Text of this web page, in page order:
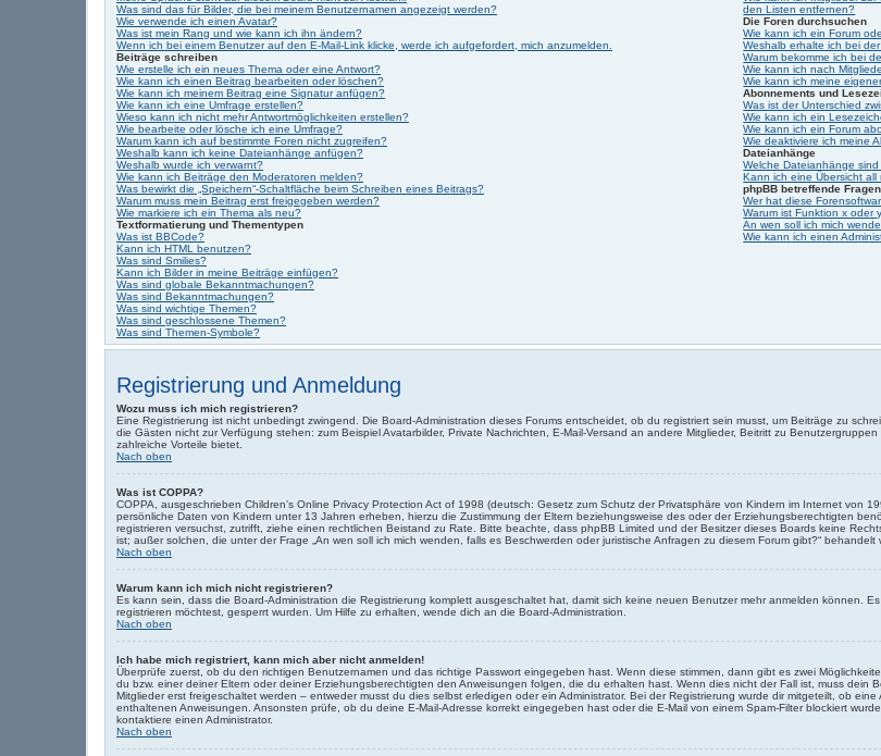
Was sind das für Bilder, die bei meinem Benutzernamen angezeigt werden?
Wie verwende ich einen Avatar?
Was ist mein Rang und wie kann ich ihn ändern?
Wenn ich bei einem Benutzer auf den E-Mail-Link klicke, werde ich aufgefordert, mich anzumelden.
Beiträge schreiben
Wie erstelle ich ein neues Thema oder eine Antwort?
Wie kann ich einen Beitrag bearbeiten oder löschen?
Wie kann ich meinem Beitrag eine Signatur anfügen?
Wie kann ich eine Umfrage erstellen?
Wieso kann ich nicht mehr Antwortmöglichkeiten erstellen?
Wie bearbeite oder lösche ich eine Umfrage?
Warum kann ich auf bestimmte Foren nicht zugreifen?
Weshalb kann ich keine Dateianhänge anfügen?
Weshalb wurde ich verwarnt?
Wie kann ich Beiträge den Moderatoren melden?
Was bewirkt die „Speichern“-Schaltfläche beim Schreiben eines Beitrags?
Warum muss mein Beitrag erst freigegeben werden?
Wie markiere ich ein Thema als neu?
Textformatierung und Thementypen
Was ist BBCode?
Kann ich HTML benutzen?
Was sind Smilies?
Kann ich Bilder in meine Beiträge einfügen?
Was sind globale Bekanntmachungen?
Was sind Bekanntmachungen?
Was sind wichtige Themen?
Was sind geschlossene Themen?
Was sind Themen-Symbole?
den Listen entfernen?
Die Foren durchsuchen
Wie kann ich ein Forum
Weshalb erhalte ich bei
Warum bekomme ich bei
Wie kann ich nach
Wie kann ich meine
Abonnements und
Was ist der Unterschied
Wie kann ich ein
Wie kann ich ein Forum
Wie deaktiviere ich meine
Dateianhänge
Welche Dateianhänge
Kann ich eine Übersicht
phpBB betreffende Fragen
Wer hat diese
Warum ist Funktion x oder
An wen soll ich mich
Wie kann ich einen
Registrierung und Anmeldung
Wozu muss ich mich registrieren?
Eine Registrierung ist nicht unbedingt zwingend. Die Board-Administration dieses Forums entscheidet, ob du registriert sein musst, um Beiträge zu
die Gästen nicht zur Verfügung stehen: zum Beispiel Avatarbilder, Private Nachrichten, E-Mail-Versand an andere Mitglieder, Beitritt zu
zahlreiche Vorteile bietet.
Nach oben
Was ist COPPA?
COPPA, ausgeschrieben Children’s Online Privacy Protection Act of 1998 (deutsch: Gesetz zum Schutz der Privatsphäre von Kindern im Internet von
persönliche Daten von Kindern unter 13 Jahren erheben, hierzu die Zustimmung der Eltern beziehungsweise des oder der Erziehungsberechtigten
registrieren versuchst, zutrifft, ziehe einen rechtlichen Beistand zu Rate. Bitte beachte, dass phpBB Limited und der Besitzer dieses Boards keine
ist; außer solchen, die unter der Frage „An wen soll ich mich wenden, falls es Beschwerden oder juristische Anfragen zu diesem Forum gibt?“ behandelt
Nach oben
Warum kann ich mich nicht registrieren?
Es kann sein, dass die Board-Administration die Registrierung komplett ausgeschaltet hat, damit sich keine neuen Benutzer mehr anmelden können.
registrieren möchtest, gesperrt wurden. Um Hilfe zu erhalten, wende dich an die Board-Administration.
Nach oben
Ich habe mich registriert, kann mich aber nicht anmelden!
Überprüfe zuerst, ob du den richtigen Benutzernamen und das richtige Passwort eingegeben hast. Wenn diese stimmen, dann gibt es zwei
du bzw. einer deiner Eltern oder deiner Erziehungsberechtigten den Anweisungen folgen, die du erhalten hast. Wenn dies nicht der Fall ist, muss
Mitglieder erst freigeschaltet werden – entweder musst du dies selbst erledigen oder ein Administrator. Bei der Registrierung wurde dir mitgeteilt, ob
enthaltenen Anweisungen. Ansonsten prüfe, ob du deine E-Mail-Adresse korrekt eingegeben hast oder die E-Mail von einem Spam-Filter blockiert
kontaktiere einen Administrator.
Nach oben